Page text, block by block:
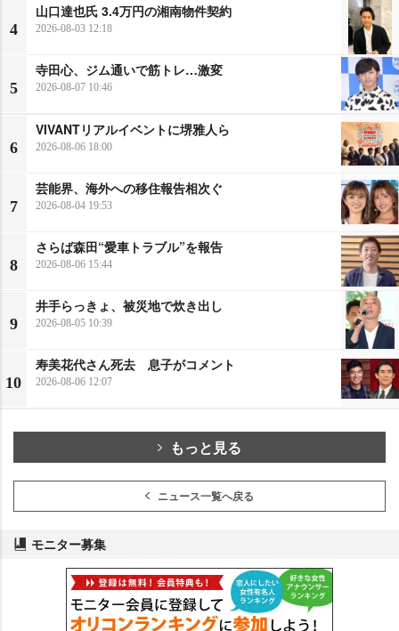
4
山口達也氏 3.4万円の湘南物件契約
2026-08-03 12:18
5
寺田心、ジム通いで筋トレ…激変
2026-08-07 10:46
6
VIVANTリアルイベントに堺雅人ら
2026-08-06 18:00
7
芸能界、海外への移住報告相次ぐ
2026-08-04 19:53
8
さらば森田“愛車トラブル”を報告
2026-08-06 15:44
9
井手らっきょ、被災地で炊き出し
2026-08-05 10:39
10
寿美花代さん死去 息子がコメント
2026-08-06 12:07
もっと見る
ニュース一覧へ戻る
モニター募集